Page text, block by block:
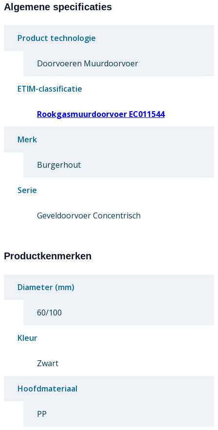
Algemene specificaties
Product technologie
Doorvoeren Muurdoorvoer
ETIM-classificatie
Rookgasmuurdoorvoer EC011544
Merk
Burgerhout
Serie
Geveldoorvoer Concentrisch
Productkenmerken
Diameter (mm)
60/100
Kleur
Zwart
Hoofdmateriaal
PP